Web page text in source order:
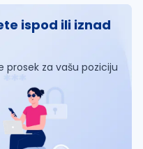
ispod ili iznad
prosek za vašu poziciju